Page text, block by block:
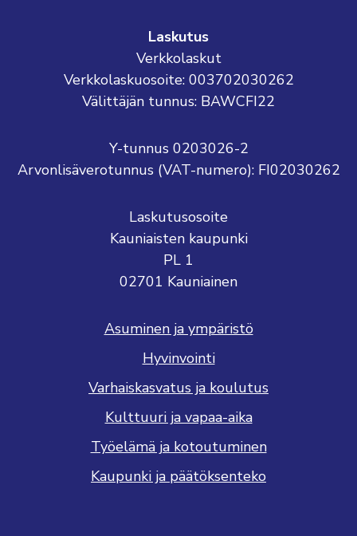
Laskutus
Verkkolaskut
Verkkolaskuosoite: 003702030262
Välittäjän tunnus: BAWCFI22
Y-tunnus 0203026-2
Arvonlisäverotunnus (VAT-numero): FI02030262
Laskutusosoite
Kauniaisten kaupunki
PL 1
02701 Kauniainen
Asuminen ja ympäristö
Hyvinvointi
Varhaiskasvatus ja koulutus
Kulttuuri ja vapaa-aika
Työelämä ja kotoutuminen
Kaupunki ja päätöksenteko